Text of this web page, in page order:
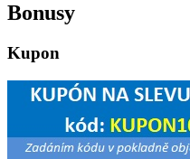
Bonusy
Kupon